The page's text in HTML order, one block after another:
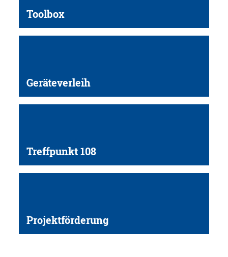
Toolbox
Geräteverleih
Treffpunkt 108
Projektförderung